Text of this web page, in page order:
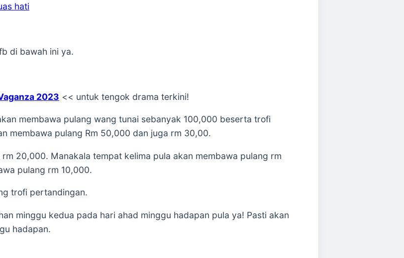
hati
di bawah ini ya.
2023 << untuk tengok drama terkini!
membawa pulang wang tunai sebanyak 100,000 beserta trofi
membawa pulang Rm 50,000 dan juga rm 30,00.
20,000. Manakala tempat kelima pula akan membawa pulang rm
pulang rm 10,000.
trofi pertandingan.
minggu kedua pada hari ahad minggu hadapan pula ya! Pasti akan
hadapan.